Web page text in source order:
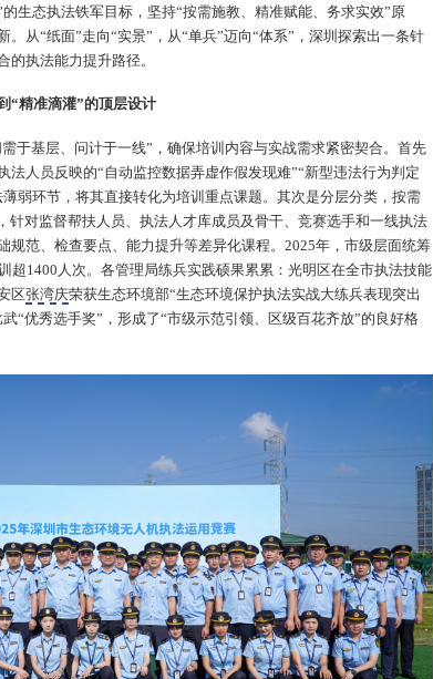
生态执法铁军目标，坚持“按需施教、精准赋能、务求实效”原
。从“纸面”走向“实景”，从“单兵”迈向“体系”，深圳探索出一条针
的执法能力提升路径。
“精准滴灌”的顶层设计
需于基层、问计于一线”，确保培训内容与实战需求紧密契合。首先
法人员反映的“自动监控数据弄虚作假发现难”“新型违法行为判定
弱环节，将其直接转化为培训重点课题。其次是分层分类，按需
针对监督帮扶人员、执法人才库成员及骨干、竞赛选手和一线执法
规范、检查要点、能力提升等差异化课程。2025年，市级层面统筹
超1400人次。各管理局练兵实践硕果累累：光明区在全市执法技能
区张湾庆荣获生态环境部“生态环境保护执法实战大练兵表现突出
“优秀选手奖”，形成了“市级示范引领、区级百花齐放”的良好格